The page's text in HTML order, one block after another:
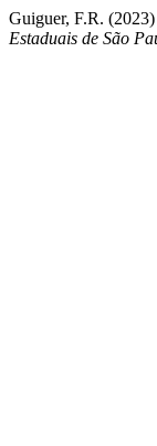
Guiguer, F.R.
Estaduais de São